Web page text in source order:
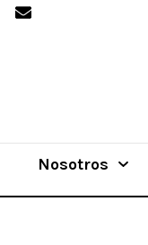
Nosotros